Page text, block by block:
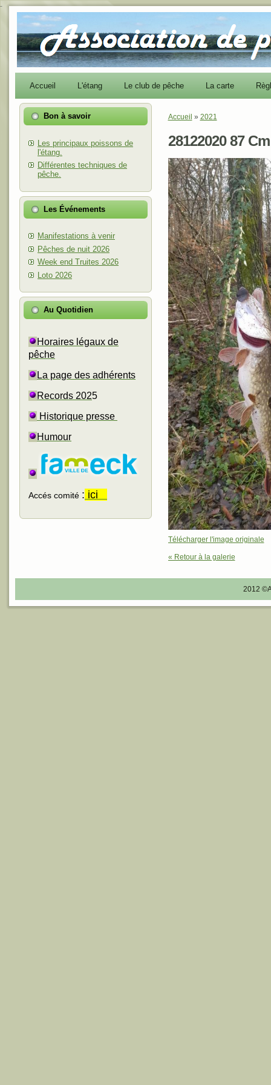
-
Accueil L'étang Le club de pêche La carte
Bon à savoir
Les principaux poissons de
l'étang.
Différentes techniques de
pêche.
Les Événements
Manifestations à venir
Pêches de nuit 2026
Week end Truites 2026
Loto 2026
Au Quotidien
Horaires légaux de
pêche
La page des adhérents
Records 2025
Historique presse
Humour
Accés comité : ici
Vous êtes ici
Accueil » 2021
28122020 87
Télécharger l'image originale
« Retour à la galerie
2012